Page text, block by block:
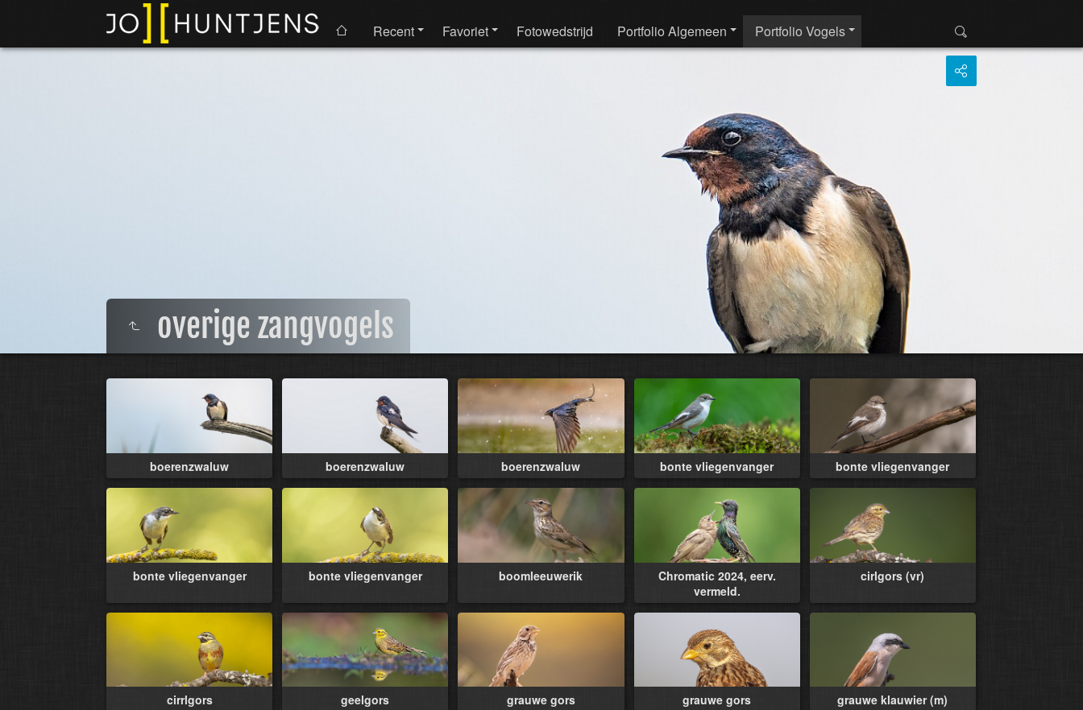
Recent Favoriet Fotowedstrijd Portfolio Algemeen Portfolio Vogels
overige zangvogels
boerenzwaluw boerenzwaluw boerenzwaluw bonte vliegenvanger bonte vliegenvanger
bonte vliegenvanger bonte vliegenvanger boomleeuwerik
Chromatic 2024, eerv.
vermeld.
cirlgors (vr)
cirrlgors geelgors grauwe gors grauwe gors grauwe klauwier (m)